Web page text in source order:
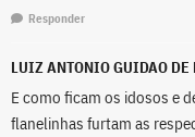
Responder
LUIZ ANTONIO GUIDAO DE
E como ficam os idosos e
flanelinhas furtam as